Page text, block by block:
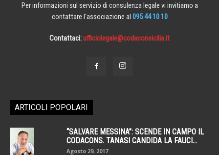
Per informazioni sul servizio di consulenza legale vi invitiamo a
contattare l'associazione al 095 44 10 10
Contattaci:ufficiolegale@codaconsicilia.it
ARTICOLI POPOLARI
“SALVARE MESSINA”: SCENDE IN CAMPO IL
CODACONS. TANASI CANDIDA LA FAUCI...
Agosto 29, 2017